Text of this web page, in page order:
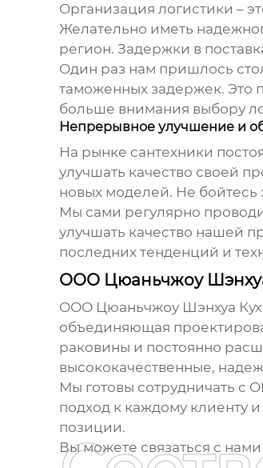
Организация логистики –
Желательно иметь
регион. Задержки в
Один раз нам пришлось
таможенных задержек. Это
больше внимания выбору
Непрерывное улучшение и
На рынке сантехники
улучшать качество своей
новых моделей. Не бойтесь
Мы сами регулярно
улучшать качество нашей
последних тенденций и
ООО Цюаньчжоу Шэнхуа
ООО Цюаньчжоу Шэнхуа
объединяющая
раковины и постоянно
высококачественные,
Мы готовы сотрудничать с
подход к каждому клиенту
позиции.
Вы можете связаться с